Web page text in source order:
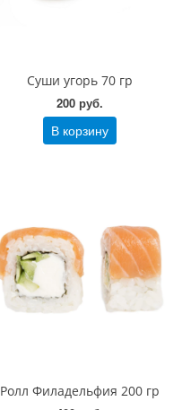
Суши угорь 70 гр
200 руб.
В корзину
Ролл Филадельфия 200 гр